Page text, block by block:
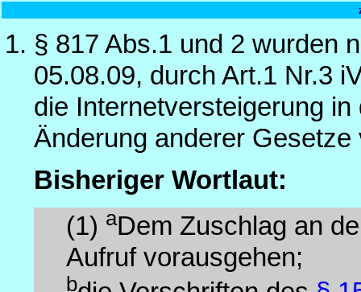
§ 817 Abs.1 und 2 wurden
05.08.09, durch Art.1 Nr.3
die Internetversteigerung
Änderung anderer
Bisheriger Wortlaut:
(1) aDem Zuschlag an
Aufruf vorausgehen;
b